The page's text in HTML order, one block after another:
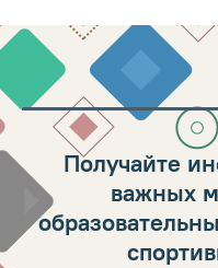
Получайте
важных